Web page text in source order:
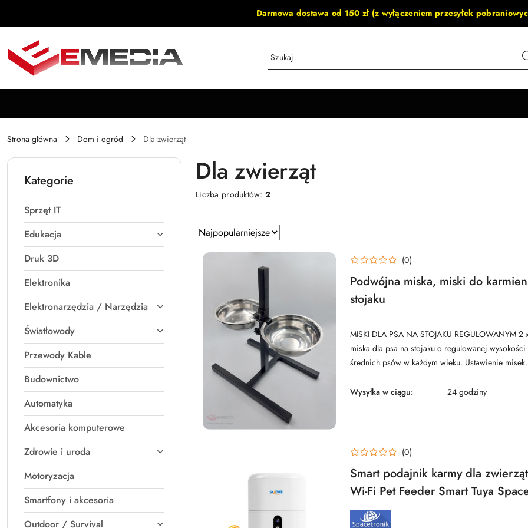
Darmowa dostawa od 150 zł (z wyłączeniem przesyłek
Strona główna Dom i ogród Dla zwierząt
Kategorie
Sprzęt IT
Edukacja
Druk 3D
Elektronika
Elektronarzędzia / Narzędzia
Światłowody
Przewody Kable
Budownictwo
Automatyka
Akcesoria komputerowe
Zdrowie i uroda
Motoryzacja
Smartfony i akcesoria
Outdoor / Survival
Dla zwierząt
Liczba produktów:2
Zastosowano
sortowanie:
Najpopularniejsze.
Sortuj
według
Podwójna miska, miski do
stojaku
(0)
MISKI DLA PSA NA STOJAKU REGULOWANYM
miska dla psa na stojaku o regulowanej
średnich psów w każdym wieku. Ustawienie
Wysyłka w ciągu: 24 godziny
Smart podajnik karmy dla
Wi-Fi Pet Feeder Smart Tuya
Snacker SP-BLF52
(0)
NAZWA
PRODUCENTA: